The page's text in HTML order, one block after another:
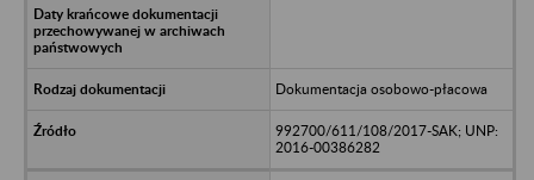
Dokumentacja osobowo-płacowa
992700/611/108/2017-SAK; UNP:
2016-00386282